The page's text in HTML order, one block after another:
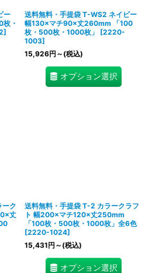
ー
・
]
送料無料・手提袋 T-WS2 ネイビー
幅130×マチ90×丈260mm 「100
枚・500枚・1000枚」
[2220-
1003]
15,926円 ～ (税込)
オプション選択
ーク
丈
送料無料・手提袋 T-2 カラークラフ
ト 幅200×マチ120×丈250mm
「100枚・500枚・1000枚」全6色
[2220-1024]
15,431円 ～ (税込)
オプション選択